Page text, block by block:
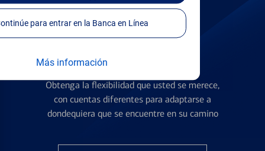
Continúe para entrar en la Banca en Línea
Más informaciónCuentas de Cheques
Obtenga la flexibilidad que usted se merece,
con cuentas diferentes para adaptarse a
dondequiera que se encuentre en su camino